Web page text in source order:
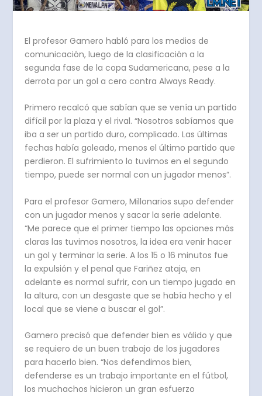
El profesor Gamero habló para los medios de
comunicación, luego de la clasificación a la
segunda fase de la copa Sudamericana, pese a la
derrota por un gol a cero contra Always Ready.
Primero recalcó que sabían que se venía un partido
difícil por la plaza y el rival. “Nosotros sabíamos que
iba a ser un partido duro, complicado. Las últimas
fechas había goleado, menos el último partido que
perdieron. El sufrimiento lo tuvimos en el segundo
tiempo, puede ser normal con un jugador menos”.
Para el profesor Gamero, Millonarios supo defender
con un jugador menos y sacar la serie adelante.
“Me parece que el primer tiempo las opciones más
claras las tuvimos nosotros, la idea era venir hacer
un gol y terminar la serie. A los 15 o 16 minutos fue
la expulsión y el penal que Fariñez ataja, en
adelante es normal sufrir, con un tiempo jugado en
la altura, con un desgaste que se había hecho y el
local que se viene a buscar el gol”.
Gamero precisó que defender bien es válido y que
se requiero de un buen trabajo de los jugadores
para hacerlo bien. “Nos defendimos bien,
defenderse es un trabajo importante en el fútbol,
los muchachos hicieron un gran esfuerzo